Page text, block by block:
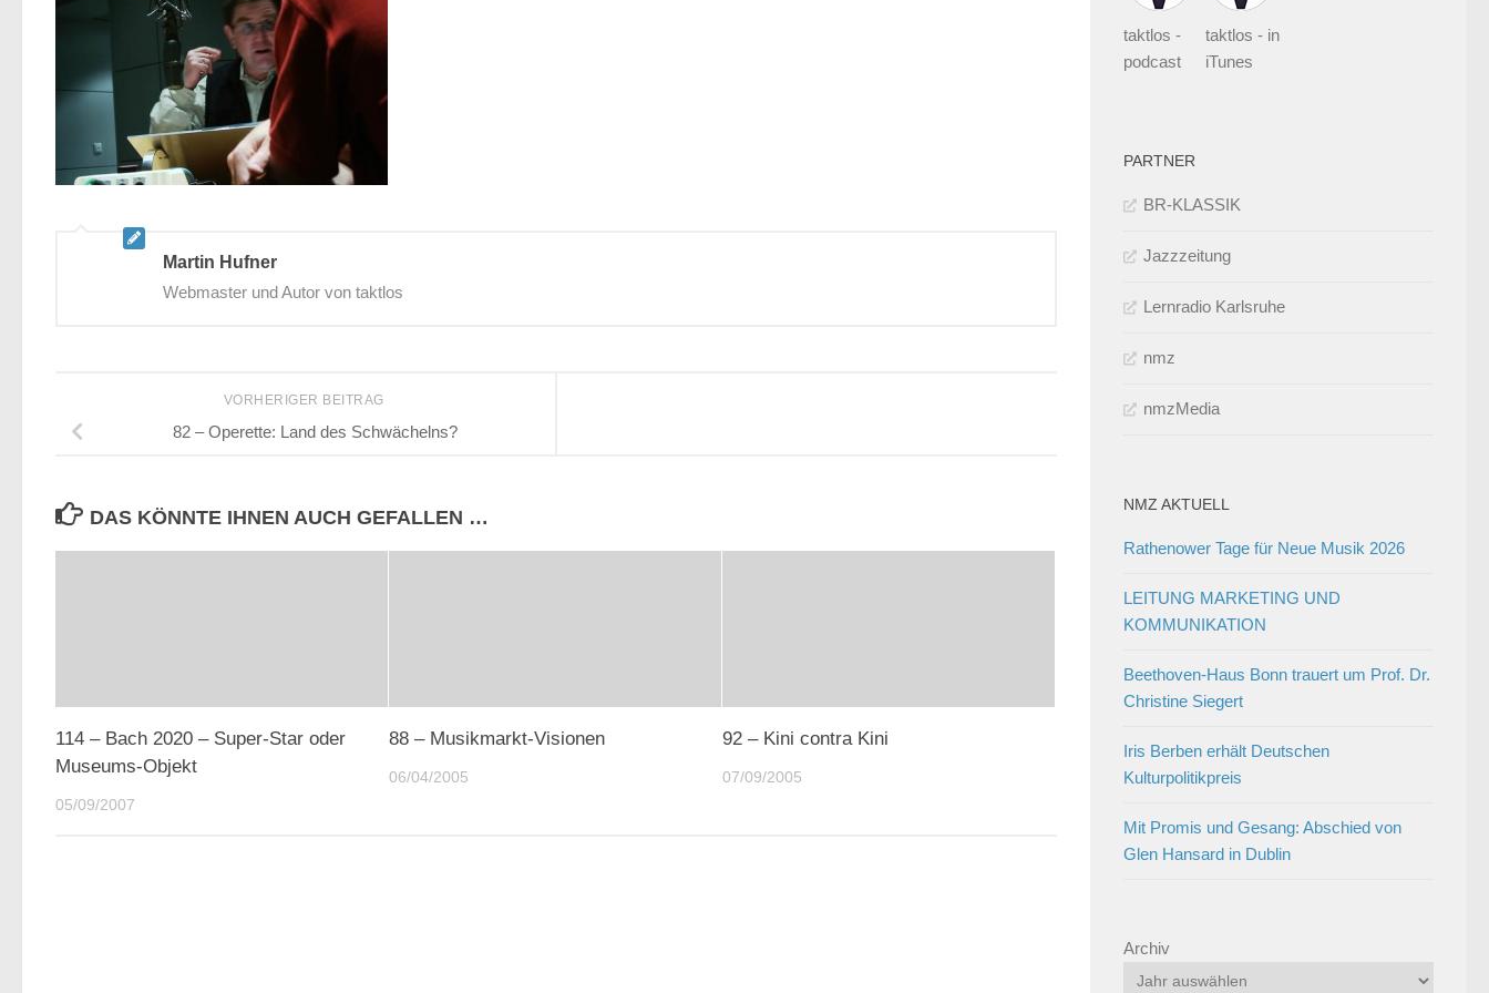
Martin Hufner
Webmaster und Autor von taktlos
VORHERIGER BEITRAG
82 – Operette: Land des Schwächelns?
DAS KÖNNTE IHNEN AUCH GEFALLEN …
114 – Bach 2020 – Super-Star oder
Museums-Objekt
05/09/2007
88 – Musikmarkt-Visionen
06/04/2005
92 – Kini contra Kini
07/09/2005
taktlos -
podcast
taktlos - in
iTunes
PARTNER
BR-KLASSIK
Jazzzeitung
Lernradio Karlsruhe
nmz
nmzMedia
NMZ AKTUELL
Rathenower Tage für Neue Musik 2026
LEITUNG MARKETING UND
KOMMUNIKATION
Beethoven-Haus Bonn trauert um Prof. Dr.
Christine Siegert
Iris Berben erhält Deutschen
Kulturpolitikpreis
Mit Promis und Gesang: Abschied von
Glen Hansard in Dublin
Archiv